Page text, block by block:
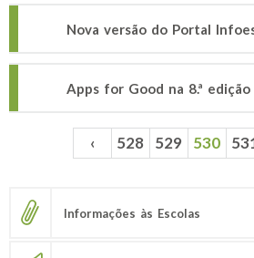
Nova versão do Portal
Apps for Good na 8.ª
Páginas ‹ 528 529 530
Informações às Escolas